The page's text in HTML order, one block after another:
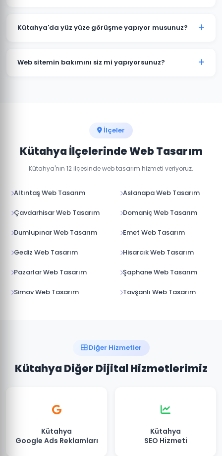
bizimle iletişime geçin.
ticaret projeleri 15-30 iş günü içinde teslim
Kütahya'da yüz yüze görüşme yapıyor musunuz?
online görüşme imkanı sunuyoruz. Projenizin
Web sitemin bakımını siz mi yapıyorsunuz?
İlçeler
Kütahya İlçelerinde Web Tasarım
Kütahya'nın 12 ilçesinde web tasarım hizmeti veriyoruz.
Altıntaş Web Tasarım Aslanapa Web Tasarım
Çavdarhisar Web Tasarım Domaniç Web Tasarım
Dumlupınar Web Tasarım Emet Web Tasarım
Gediz Web Tasarım Hisarcık Web Tasarım
Pazarlar Web Tasarım Şaphane Web Tasarım
Simav Web Tasarım Tavşanlı Web Tasarım
Diğer Hizmetler
Kütahya Diğer Dijital Hizmetlerimiz
Kütahya
Google Ads Reklamları
Kütahya
SEO Hizmeti